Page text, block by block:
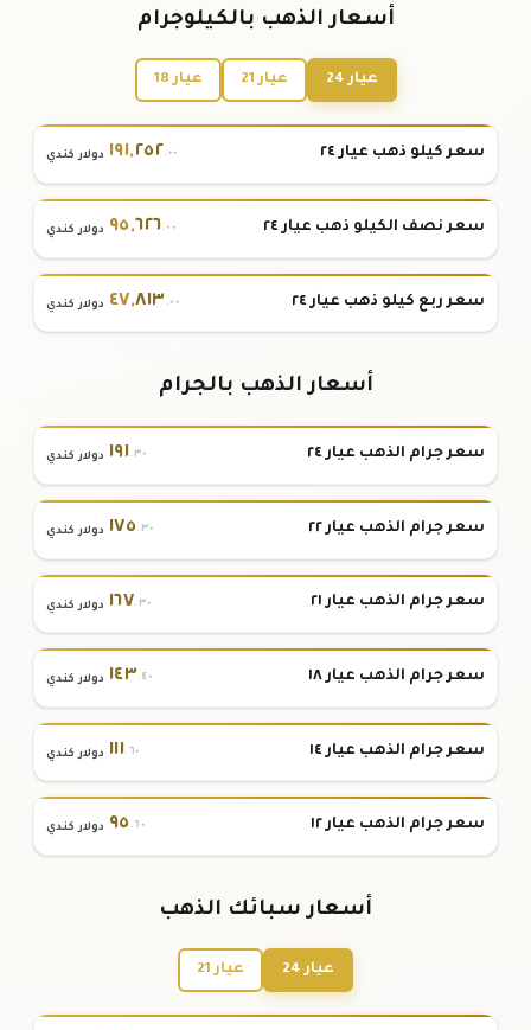
أسعار الذهب بالكيلوجرام
عيار 24 عيار 21 عيار 18
سعر كيلو ذهب عيار ٢٤ ١٩١,٢٥٢ .٠٠ دولار كندي
سعر نصف الكيلو ذهب عيار ٢٤ ٩٥,٦٢٦.٠٠ دولار كندي
سعر ربع كيلو ذهب عيار ٢٤ ٤٧,٨١٣.٠٠ دولار كندي
أسعار الذهب بالجرام
سعر جرام الذهب عيار ٢٤ ١٩١.٣٠ دولار كندي
سعر جرام الذهب عيار ٢٢ ١٧٥.٣٠ دولار كندي
سعر جرام الذهب عيار ٢١ ١٦٧.٣٠ دولار كندي
سعر جرام الذهب عيار ١٨ ١٤٣.٤٠ دولار كندي
سعر جرام الذهب عيار ١٤ ١١١.٦٠ دولار كندي
سعر جرام الذهب عيار ١٢ ٩٥ .٦٠ دولار كندي
أسعار سبائك الذهب
عيار 24 عيار 21